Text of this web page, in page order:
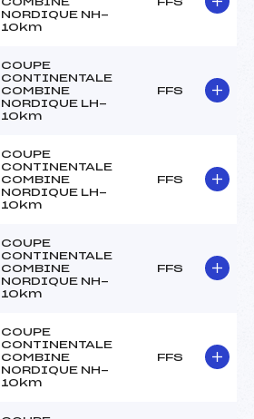
NORDIQUE NH-
10km
COUPE
CONTINENTALE
COMBINE
NORDIQUE LH-
10km
FFS
COUPE
CONTINENTALE
COMBINE
NORDIQUE LH-
10km
FFS
COUPE
CONTINENTALE
COMBINE
NORDIQUE NH-
10km
FFS
COUPE
CONTINENTALE
COMBINE
NORDIQUE NH-
10km
FFS